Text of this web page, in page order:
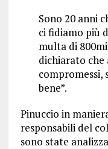
Sono 20 anni
ci fidiamo più
multa di
dichiarato
compromessi,
bene”.
Pinuccio in
responsabili del
sono state